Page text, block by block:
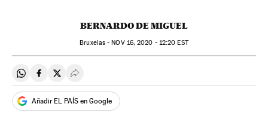
BERNARDO DE MIGUEL
Bruxelas -NOV16, 2020 - 12:20 EST
Compartir en Whatsapp
Compartir en Facebook
Compartir en Twitter
Desplegar Redes Sociales
Añadir EL PAÍS en Google